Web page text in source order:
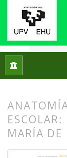
Inicio
MARÍA